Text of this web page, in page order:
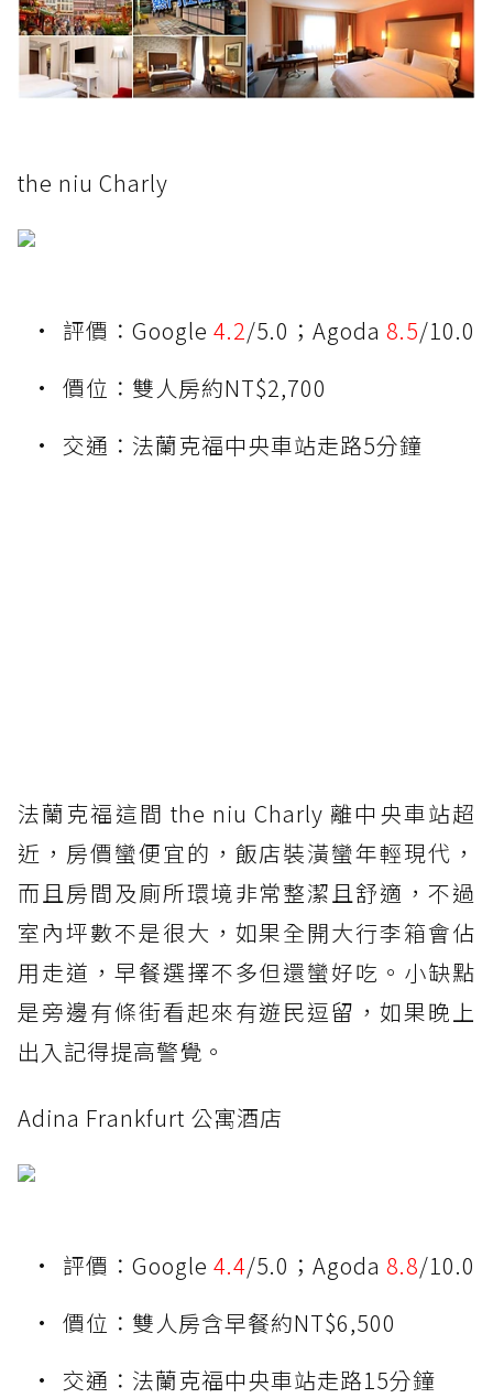
the niu Charly
評價：Google 4.2/5.0；Agoda 8.5/10.0
價位：雙人房約NT$2,700
交通：法蘭克福中央車站走路5分鐘
法蘭克福這間 the niu Charly 離中央車站超
近，房價蠻便宜的，飯店裝潢蠻年輕現代，
而且房間及廁所環境非常整潔且舒適，不過
室內坪數不是很大，如果全開大行李箱會佔
用走道，早餐選擇不多但還蠻好吃。小缺點
是旁邊有條街看起來有遊民逗留，如果晚上
出入記得提高警覺。
Adina Frankfurt 公寓酒店
評價：Google 4.4/5.0；Agoda 8.8/10.0
價位：雙人房含早餐約NT$6,500
交通：法蘭克福中央車站走路15分鐘